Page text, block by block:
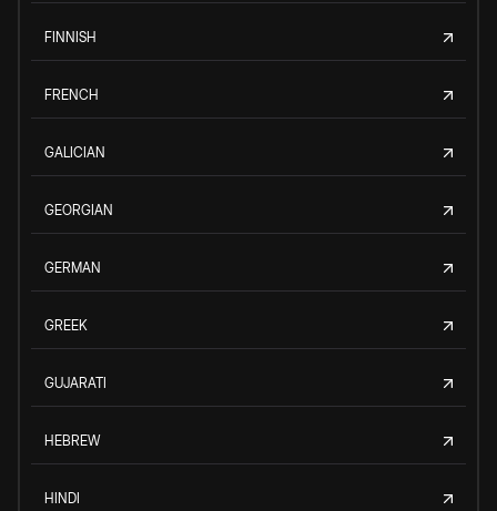
FINNISH
FRENCH
GALICIAN
GEORGIAN
GERMAN
GREEK
GUJARATI
HEBREW
HINDI